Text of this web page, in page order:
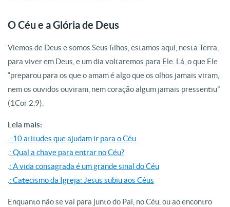
O Céu e a Glória de Deus
Viemos de Deus e somos Seus filhos, estamos aqui, nesta Terra,
para viver em Deus, e um dia voltaremos para Ele. Lá, o que Ele
“preparou para os que o amam é algo que os olhos jamais viram,
nem os ouvidos ouviram, nem coração algum jamais pressentiu”
(1Cor 2,9).
Leia mais:
.: 10 atitudes que ajudam ir para o Céu
: Qual a chave para entrar no Céu?
: A vida consagrada é um grande sinal do Céu
: Catecismo da Igreja: Jesus subiu aos Céus
Enquanto não se vai para junto do Pai, no Céu, ou ao encontro